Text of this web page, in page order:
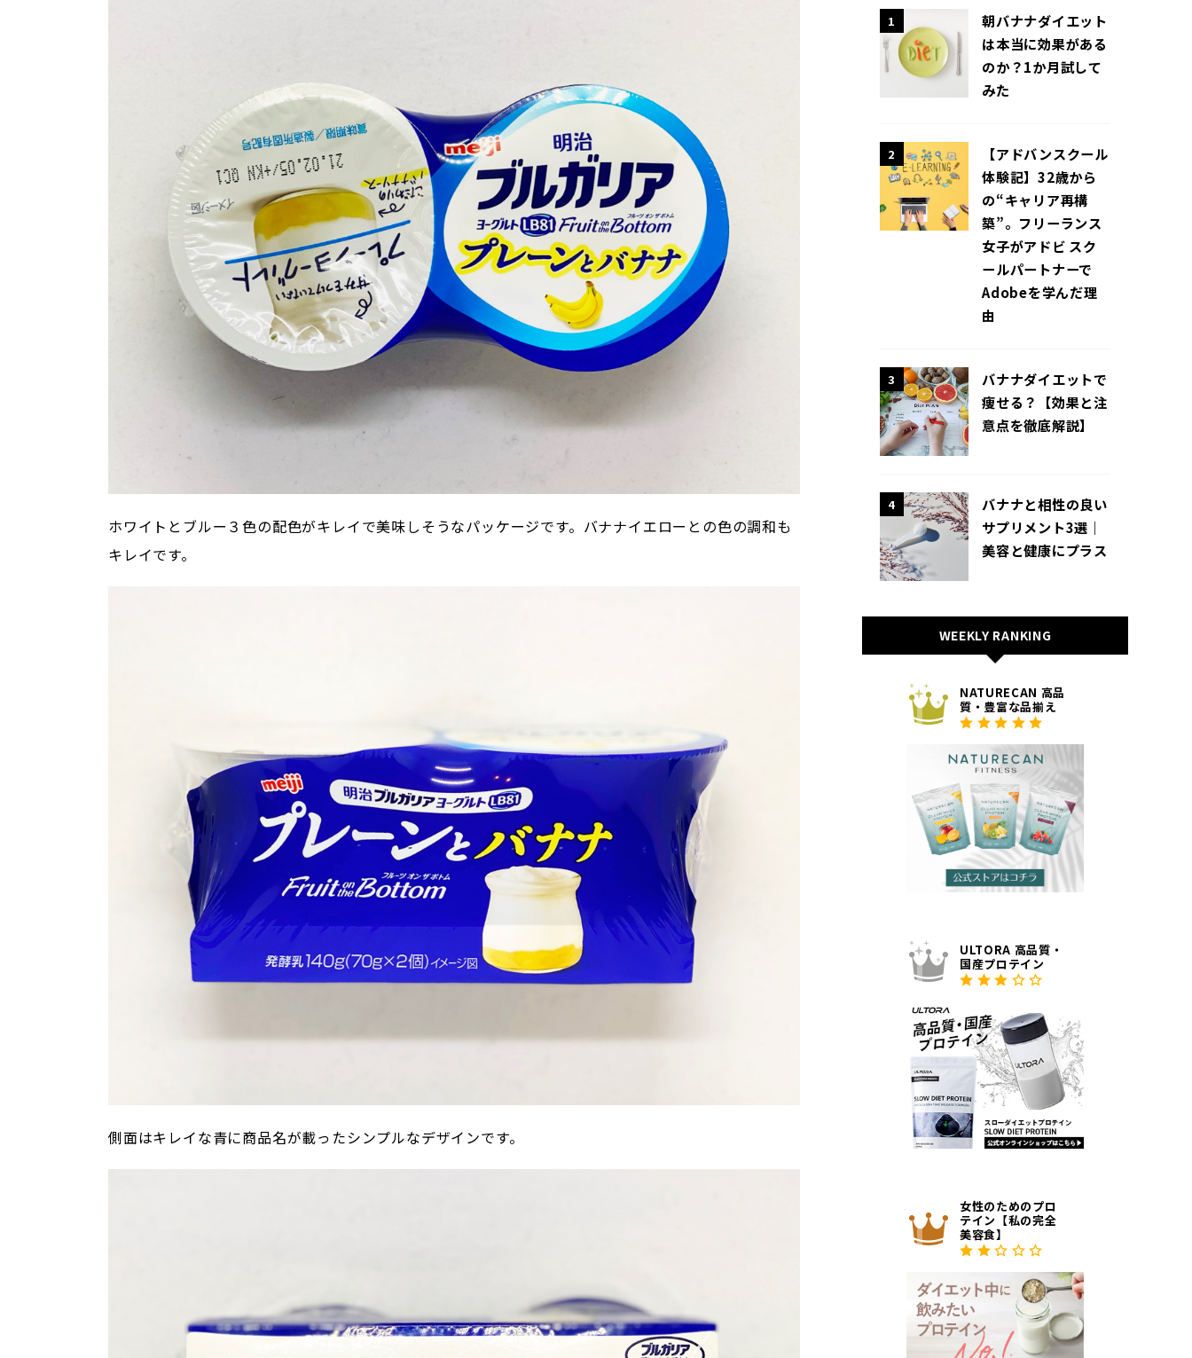
ホワイトとブルー３色の配色がキレイで美味しそうなパッケージです。バナナイエローとの色の調和も
キレイです。
側面はキレイな青に商品名が載ったシンプルなデザインです。
1
朝バナナダイエット
は本当に効果がある
のか？1か月試して
みた
2
【アドバンスクール
体験記】32歳から
の“キャリア再構
築”。フリーランス
女子がアドビ スク
ールパートナーで
Adobeを学んだ理
由
3
バナナダイエットで
痩せる？【効果と注
意点を徹底解説】
4
バナナと相性の良い
サプリメント3選｜
美容と健康にプラス
WEEKLY RANKING
NATURECAN 高品
質・豊富な品揃え
ULTORA 高品質・
国産プロテイン
女性のためのプロ
テイン【私の完全
美容食】